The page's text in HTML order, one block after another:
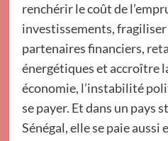
renchérir le coût de
investissements, fragiliser
partenaires financiers,
énergétiques et accroître
économie, l’instabilité
se payer. Et dans un pays
Sénégal, elle se paie